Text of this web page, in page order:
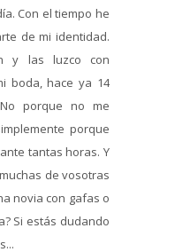
Con el tiempo he
de mi identidad.
y las luzco con
boda, hace ya 14
porque no me
porque
tantas horas. Y
de vosotras
novia con gafas o
Si estás dudando